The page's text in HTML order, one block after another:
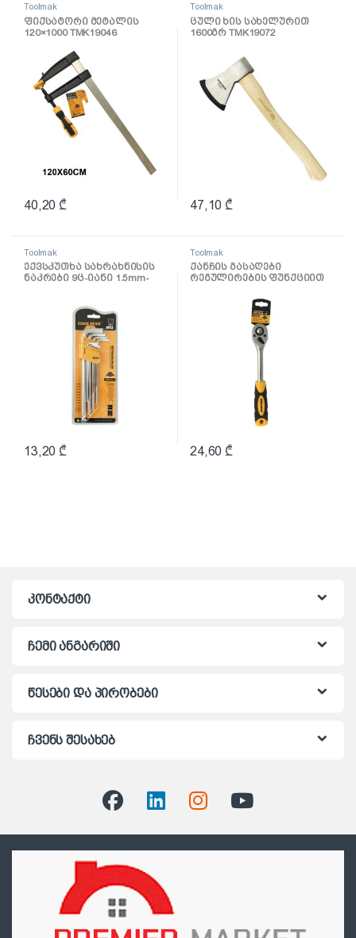
Toolmak
ფიქსატორი მეტალის
120×1000 TMK19046
40,20 ₾
Toolmak
ცული ხის სახელურით
1600გრ TMK19072
47,10 ₾
Toolmak
ექვსკუთხა სახრახნისის
ნაკრები 9ც-იანი 1.5mm-
13,20 ₾
Toolmak
ქანჩის გასაღები
რეგულირების ფუნქციით
24,60 ₾
კონტაქტი
ჩემი ანგარიში
წესები და პირობები
ჩვენს შესახებ